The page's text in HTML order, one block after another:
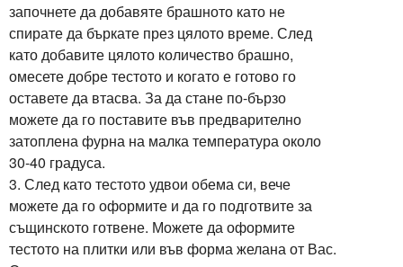
започнете да добавяте брашното като не
спирате да бъркате през цялото време. След
като добавите цялото количество брашно,
омесете добре тестото и когато е готово го
оставете да втасва. За да стане по-бързо
можете да го поставите във предварително
затоплена фурна на малка температура около
30-40 градуса.
3. След като тестото удвои обема си, вече
можете да го оформите и да го подготвите за
същинското готвене. Можете да оформите
тестото на плитки или във форма желана от Вас.